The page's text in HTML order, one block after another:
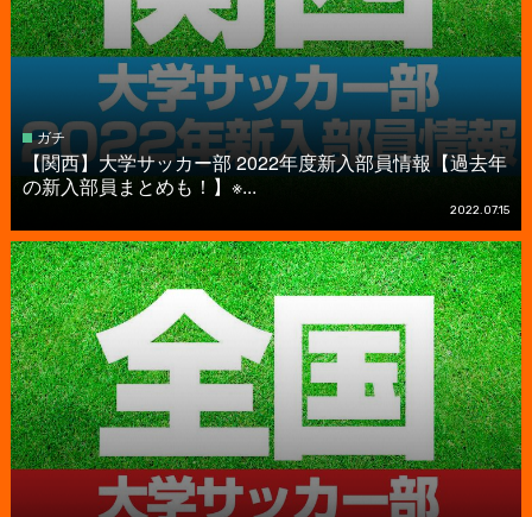
ガチ
【関西】大学サッカー部 2022年度新入部員情報【過去年
の新入部員まとめも！】※...
2022.07.15